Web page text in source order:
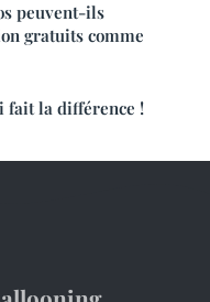
peuvent-ils
gratuits comme
fait la différence !